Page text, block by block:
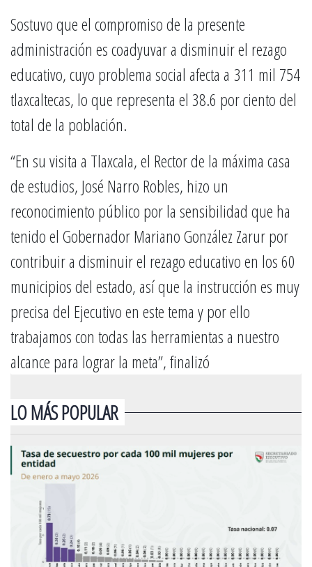
Sostuvo que el compromiso de la presente
administración es coadyuvar a disminuir el rezago
educativo, cuyo problema social afecta a 311 mil 754
tlaxcaltecas, lo que representa el 38.6 por ciento del
total de la población.
“En su visita a Tlaxcala, el Rector de la máxima casa
de estudios, José Narro Robles, hizo un
reconocimiento público por la sensibilidad que ha
tenido el Gobernador Mariano González Zarur por
contribuir a disminuir el rezago educativo en los 60
municipios del estado, así que la instrucción es muy
precisa del Ejecutivo en este tema y por ello
trabajamos con todas las herramientas a nuestro
alcance para lograr la meta”, finalizó
LO MÁS POPULAR